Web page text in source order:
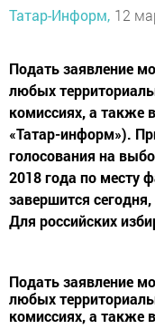
Татар-Информ, 12
Подать заявление
любых
комиссиях, а также
«Татар-информ»).
голосования на
2018 года по месту
завершится
Для российских
Подать заявление
любых
комиссиях, а